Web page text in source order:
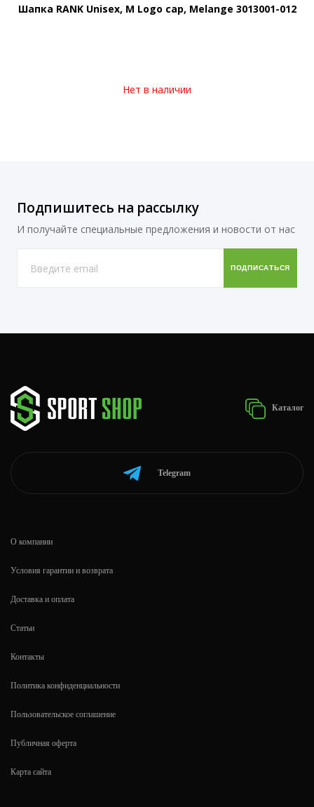
Шапка RANK Unisex, M Logo cap, Melange 3013001-012
Нет в наличии
Подпишитесь на рассылку
И получайте специальные предложения и новости от нас
Каталог
Telegram
О компании
Условия гарантии и возврата
Доставка и оплата
Статьи
Контакты
Политика конфиденциальности
Пользовательское соглашение
Публичная оферта
Карта сайта